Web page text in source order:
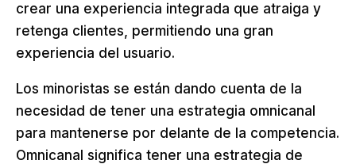
crear una experiencia integrada que atraiga y
retenga clientes, permitiendo una gran
experiencia del usuario.
Los minoristas se están dando cuenta de la
necesidad de tener una estrategia omnicanal
para mantenerse por delante de la competencia.
Omnicanal significa tener una estrategia de